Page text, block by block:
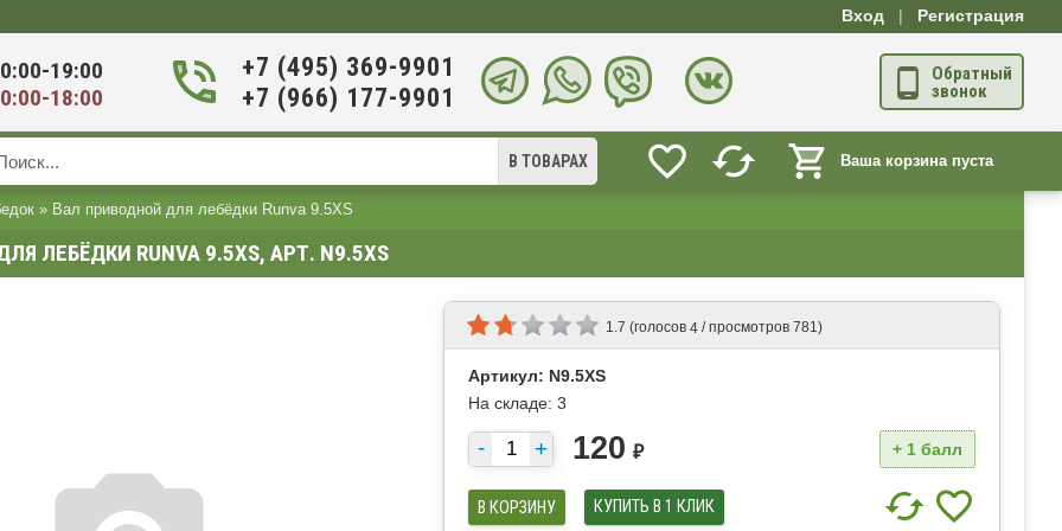
Вход | Регистрация
19:00
18:00
+7 (495) 369-9901
+7 (966) 177-9901
Обратный
звонок
Ваша корзина пуста
В ТОВАРАХ
» Вал приводной для лебёдки Runva 9.5XS
ЛЕБЁДКИ RUNVA 9.5XS, АРТ. N9.5XS
1.7 (голосов 4 / просмотров 781)
Артикул: N9.5XS
На складе: 3
120 ₽ + 1 балл
КУПИТЬ В 1 КЛИК